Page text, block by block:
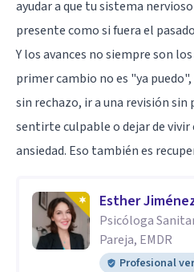
ayudar a que tu sistema
presente como si fuera el
Y los avances no siempre son
primer cambio no es "ya
sin rechazo, ir a una revisión
sentirte culpable o dejar de vivir
ansiedad. Eso también es
Esther
Psicóloga
Pareja, EMDR
Profesional